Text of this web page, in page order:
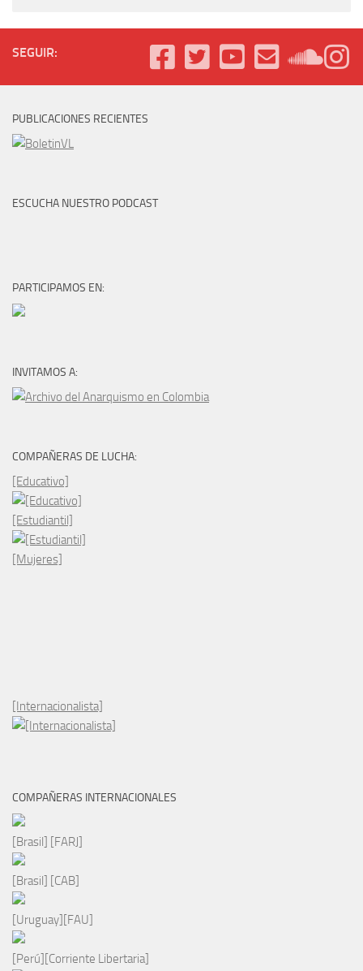
SEGUIR:
PUBLICACIONES RECIENTES
ESCUCHA NUESTRO PODCAST
PARTICIPAMOS EN:
INVITAMOS A:
COMPAÑERAS DE LUCHA:
[Educativo]
[Estudiantil]
[Mujeres]
[Internacionalista]
COMPAÑERAS INTERNACIONALES
[Brasil] [FARJ]
[Brasil] [CAB]
[Uruguay][FAU]
[Perú][Corriente Libertaria]